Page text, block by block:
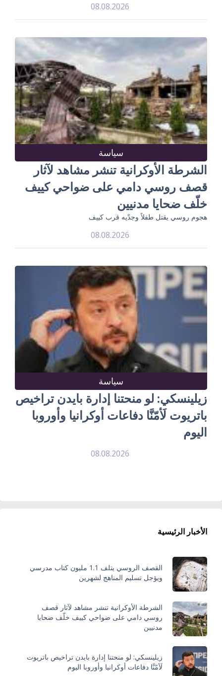
08.08.2026
سياسة
الشرطة الأوكرانية تنشر مشاهد لآثار
قصف روسي دامي على ضواحي كييف
خلّف ضحايا مدنيين
هجوم روسي يقتل طفلاً وجدّيه قرب كييف
08.08.2026
سياسة
زيلينسكي: لو منحتنا إدارة بايدن تراخيص
باتريوت لَأمّنَّا دفاعات أوكرانيا وأوروبا
اليوم
08.08.2026
الأخبار الرئيسية
القصف الروسي يتلف 1.1 مليون كتاب مدرسي
ويؤجل تسليم المناهج لشهرين
الشرطة الأوكرانية تنشر مشاهد لآثار قصف
روسي دامي على ضواحي كييف خلّف ضحايا
مدنيين
زيلينسكي: لو منحتنا إدارة بايدن تراخيص باتريوت
لَأمّنَّا دفاعات أوكرانيا وأوروبا اليوم